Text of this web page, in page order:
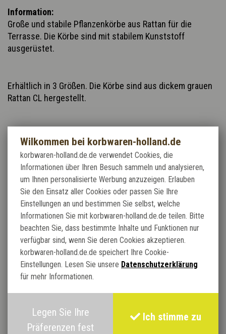
Information:
Große und stabile Pflanzenkörbe aus Rattan für die
Terrasse. Die Körbe sind mit stabilem Kunststoff
ausgerüstet.
Erhältlich in 3 Größen. Die Körbe sind aus dickem grauen
Rattan CL hergestellt.
-42x42x40 cm Innenformat 30x30x35 cm
-55x55x48 cm Innenformat 44x44x41 cm
-68x68x55 cm Innenformat 58x58x55 cm
Verwandte Produkte:
Wilkommen bei korbwaren-holland.de
korbwaren-holland.de.de verwendet Cookies, die
Informationen über Ihren Besuch sammeln und analysieren,
um Ihnen personalisierte Werbung anzuzeigen. Erlauben
Sie den Einsatz aller Cookies oder passen Sie Ihre
Einstellungen an und bestimmen Sie selbst, welche
Informationen Sie mit korbwaren-holland.de.de teilen. Bitte
beachten Sie, dass bestimmte Inhalte und Funktionen nur
verfügbar sind, wenn Sie deren Cookies akzeptieren.
korbwaren-holland.de.de speichert Ihre Cookie-
Einstellungen. Lesen Sie unsere Datenschutzerklärung
für mehr Informationen.
Legen Sie Ihre
Präferenzen fest
Ich stimme zu